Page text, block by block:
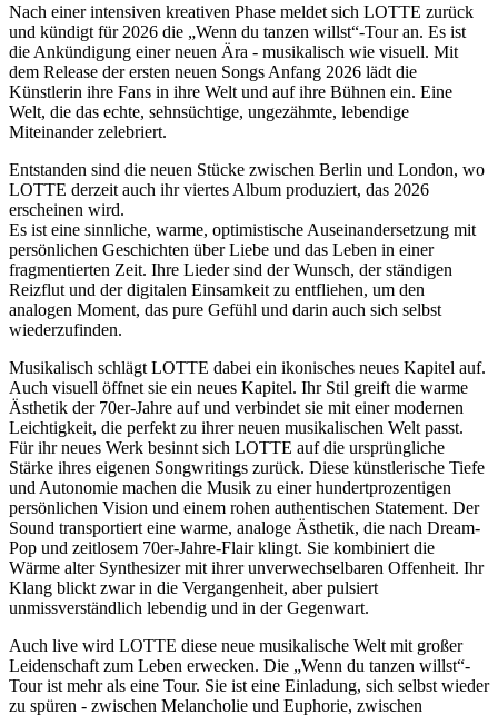
Nach einer intensiven kreativen Phase meldet sich LOTTE zurück
und kündigt für 2026 die „Wenn du tanzen willst“-Tour an. Es ist
die Ankündigung einer neuen Ära - musikalisch wie visuell. Mit
dem Release der ersten neuen Songs Anfang 2026 lädt die
Künstlerin ihre Fans in ihre Welt und auf ihre Bühnen ein. Eine
Welt, die das echte, sehnsüchtige, ungezähmte, lebendige
Miteinander zelebriert.
Entstanden sind die neuen Stücke zwischen Berlin und London, wo
LOTTE derzeit auch ihr viertes Album produziert, das 2026
erscheinen wird.
Es ist eine sinnliche, warme, optimistische Auseinandersetzung mit
persönlichen Geschichten über Liebe und das Leben in einer
fragmentierten Zeit. Ihre Lieder sind der Wunsch, der ständigen
Reizflut und der digitalen Einsamkeit zu entfliehen, um den
analogen Moment, das pure Gefühl und darin auch sich selbst
wiederzufinden.
Musikalisch schlägt LOTTE dabei ein ikonisches neues Kapitel auf.
Auch visuell öffnet sie ein neues Kapitel. Ihr Stil greift die warme
Ästhetik der 70er-Jahre auf und verbindet sie mit einer modernen
Leichtigkeit, die perfekt zu ihrer neuen musikalischen Welt passt.
Für ihr neues Werk besinnt sich LOTTE auf die ursprüngliche
Stärke ihres eigenen Songwritings zurück. Diese künstlerische Tiefe
und Autonomie machen die Musik zu einer hundertprozentigen
persönlichen Vision und einem rohen authentischen Statement. Der
Sound transportiert eine warme, analoge Ästhetik, die nach Dream-
Pop und zeitlosem 70er-Jahre-Flair klingt. Sie kombiniert die
Wärme alter Synthesizer mit ihrer unverwechselbaren Offenheit. Ihr
Klang blickt zwar in die Vergangenheit, aber pulsiert
unmissverständlich lebendig und in der Gegenwart.
Auch live wird LOTTE diese neue musikalische Welt mit großer
Leidenschaft zum Leben erwecken. Die „Wenn du tanzen willst“-
Tour ist mehr als eine Tour. Sie ist eine Einladung, sich selbst wieder
zu spüren - zwischen Melancholie und Euphorie, zwischen